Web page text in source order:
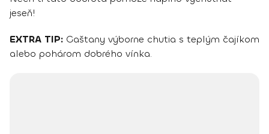
jeseň!
EXTRA TIP: Gaštany výborne chutia s teplým čajíkom
alebo pohárom dobrého vínka.